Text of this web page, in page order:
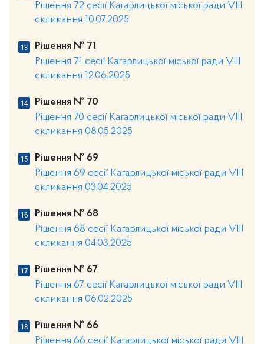
Рішення 72 сесії Кагарлицької міської ради VIII
скликання 10.07.2025
Рішення № 71
Рішення 71 сесії Кагарлицької міської ради VIII
скликання 12.06.2025
Рішення № 70
Рішення 70 сесії Кагарлицької міської ради VIII
скликання 08.05.2025
Рішення № 69
Рішення 69 сесії Кагарлицької міської ради VIII
скликання 03.04.2025
Рішення № 68
Рішення 68 сесії Кагарлицької міської ради VІІІ
скликання 04.03.2025
Рішення № 67
Рішення 67 сесії Кагарлицької міської ради VІІІ
скликання 06.02.2025
Рішення № 66
Рішення 66 сесії Кагарлицької міської ради VІІІ